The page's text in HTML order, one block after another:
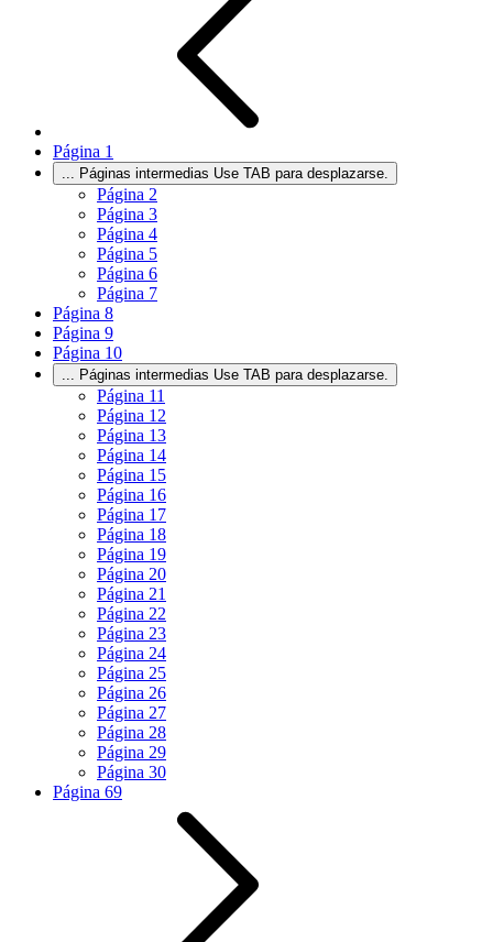
Página 1
Páginas intermedias Use TAB para desplazarse.
Página 2
Página 3
Página 4
Página 5
Página 6
Página 7
Página 8
Página 9
Página 10
Páginas intermedias Use TAB para desplazarse.
Página 11
Página 12
Página 13
Página 14
Página 15
Página 16
Página 17
Página 18
Página 19
Página 20
Página 21
Página 22
Página 23
Página 24
Página 25
Página 26
Página 27
Página 28
Página 29
Página 30
Página 69